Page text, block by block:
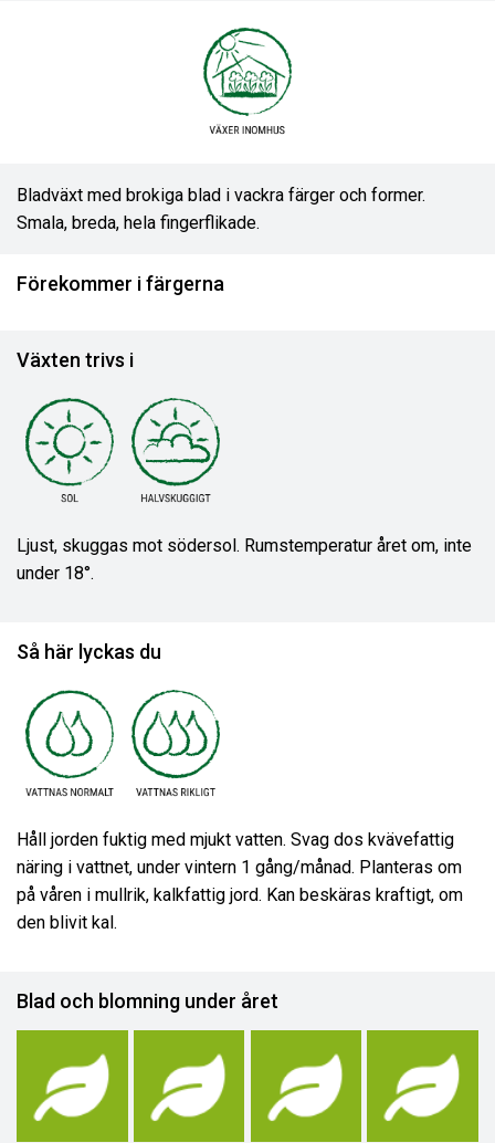
Bladväxt med brokiga blad i vackra färger och former.
Smala, breda, hela fingerflikade.
Förekommer i färgerna
Växten trivs i
Ljust, skuggas mot södersol. Rumstemperatur året om, inte
under 18°.
Så här lyckas du
Håll jorden fuktig med mjukt vatten. Svag dos kvävefattig
näring i vattnet, under vintern 1 gång/månad. Planteras om
på våren i mullrik, kalkfattig jord. Kan beskäras kraftigt, om
den blivit kal.
Blad och blomning under året